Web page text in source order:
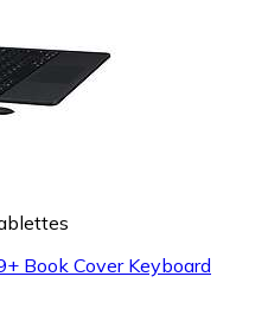
Book Cover Keyboard